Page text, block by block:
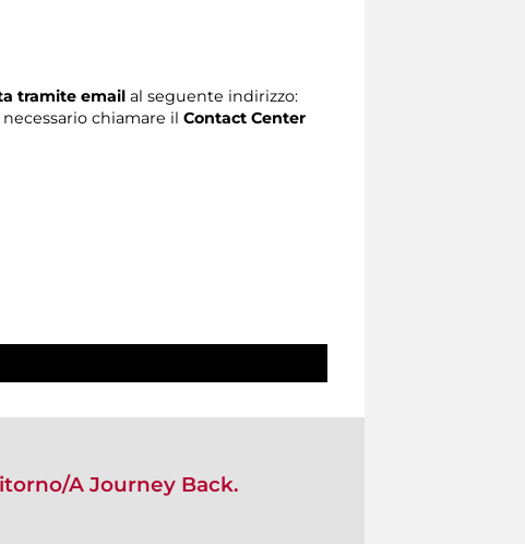
tramite email al seguente indirizzo:
necessario chiamare il Contact Center
A Journey Back.